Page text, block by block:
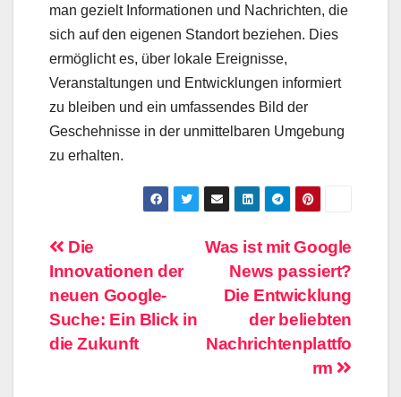
man gezielt Informationen und Nachrichten, die
sich auf den eigenen Standort beziehen. Dies
ermöglicht es, über lokale Ereignisse,
Veranstaltungen und Entwicklungen informiert
zu bleiben und ein umfassendes Bild der
Geschehnisse in der unmittelbaren Umgebung
zu erhalten.
Beitragsnavigation
Was ist mit Google
News passiert?
Die Entwicklung
der beliebten
Nachrichtenplattfo
rm
Die
Innovationen der
neuen Google-
Suche: Ein Blick in
die Zukunft